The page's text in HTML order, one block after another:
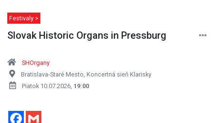
Festivaly >
Slovak Historic Organs in Pressburg
SHOrgany
Bratislava-Staré Mesto, Koncertná sieň Klarisky
Piatok 10.07.2026, 19:00
Facebook